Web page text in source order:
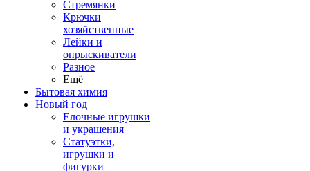
Стремянки
Крючки
хозяйственные
Лейки и
опрыскиватели
Разное
Ещё
Бытовая химия
Новый год
Елочные игрушки
и украшения
Статуэтки,
игрушки и
фигурки